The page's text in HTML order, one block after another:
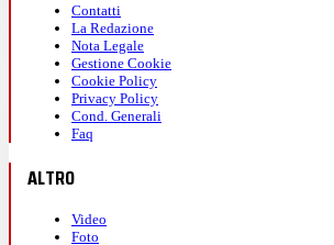
Contatti
La Redazione
Nota Legale
Gestione Cookie
Cookie Policy
Privacy Policy
Cond. Generali
Faq
ALTRO
Video
Foto